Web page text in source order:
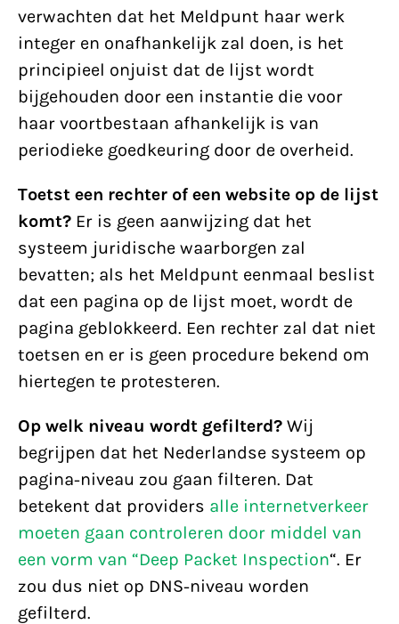
verwachten dat het Meldpunt haar werk
integer en onafhankelijk zal doen, is het
principieel onjuist dat de lijst wordt
bijgehouden door een instantie die voor
haar voortbestaan afhankelijk is van
periodieke goedkeuring door de overheid.
Toetst een rechter of een website op de lijst
komt? Er is geen aanwijzing dat het
systeem juridische waarborgen zal
bevatten; als het Meldpunt eenmaal beslist
dat een pagina op de lijst moet, wordt de
pagina geblokkeerd. Een rechter zal dat niet
toetsen en er is geen procedure bekend om
hiertegen te protesteren.
Op welk niveau wordt gefilterd? Wij
begrijpen dat het Nederlandse systeem op
pagina-niveau zou gaan filteren. Dat
betekent dat providers alle internetverkeer
moeten gaan controleren door middel van
een vorm van “Deep Packet Inspection“. Er
zou dus niet op DNS-niveau worden
gefilterd.